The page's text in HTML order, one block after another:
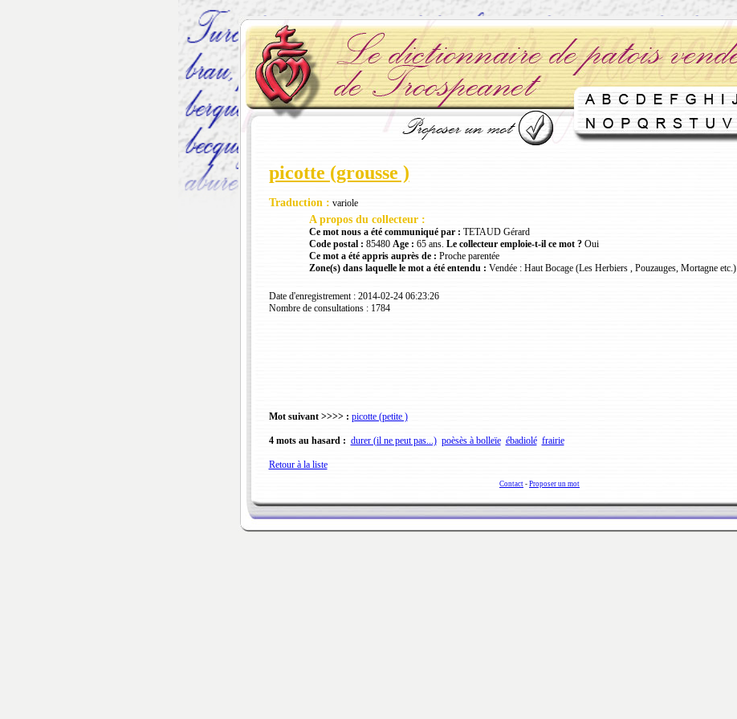
picotte (grousse )
Traduction : variole
A propos du collecteur :
Ce mot nous a été communiqué par : TETAUD Gérard
Code postal : 85480 Age : 65 ans. Le collecteur emploie-t-il ce mot ?Oui
Ce mot a été appris auprès de : Proche parentée
Zone(s) dans laquelle le mot a été entendu : Vendée : Haut Bocage (Les Herbiers , Pouzauges, Mortagne etc.)
Date d'enregistrement : 2014-02-24 06:23:26
Nombre de consultations : 1784
Mot suivant >>>> : picotte (petite )
4 mots au hasard : durer (il ne peut pas...) poèsès à bolleïe ébadiolé frairie
Retour à la liste
Contact - Proposer un mot